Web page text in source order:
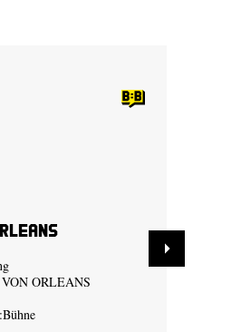
ORLEANS